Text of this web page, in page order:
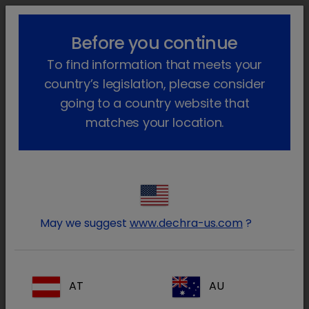
!-- Google Tag Manager -->
lock_outline search menu
Home Prodotti
Animali da reddito
Farmaci su prescrizione
Farmaci su prescrizione
lockEntra nell’area riservata ai
Before you continue
To find information that meets your
country’s legislation, please consider
going to a country website that
matches your location.
May we suggest www.dechra-us.com ?
AT AU